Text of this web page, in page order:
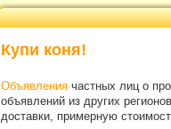
Купи коня!
Объявления частных лиц о
объявлений из других
доставки, примерную